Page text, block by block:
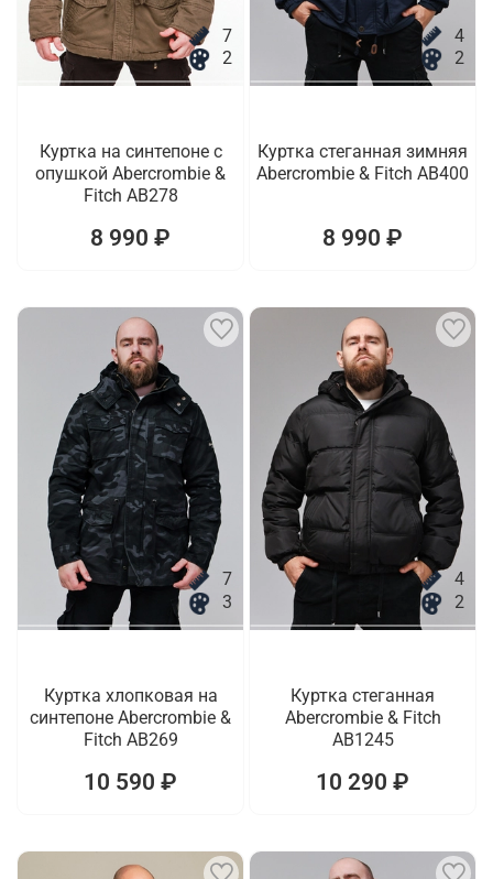
7
2
Куртка на синтепоне с
опушкой Abercrombie &
Fitch AB278
8 990 ₽
4
2
Куртка стеганная зимняя
Abercrombie & Fitch AB400
8 990 ₽
7
3
Куртка хлопковая на
синтепоне Abercrombie &
Fitch AB269
10 590 ₽
4
2
Куртка стеганная
Abercrombie & Fitch
AB1245
10 290 ₽